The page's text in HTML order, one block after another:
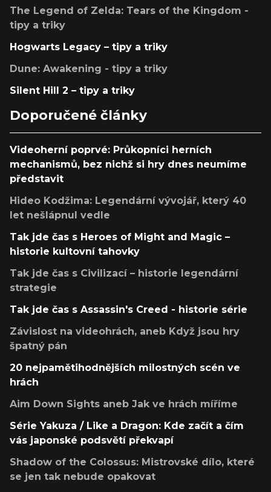
The Legend of Zelda: Tears of the Kingdom -
tipy a triky
Hogwarts Legacy – tipy a triky
Dune: Awakening - tipy a triky
Silent Hill 2 – tipy a triky
Doporučené články
Videoherní poprvé: Průkopníci herních
mechanismů, bez nichž si hry dnes neumíme
představit
Hideo Kodžima: Legendární vývojář, který 40
let nešlápnul vedle
Tak jde čas s Heroes of Might and Magic –
historie kultovní tahovky
Tak jde čas s Civilizací – historie legendární
strategie
Tak jde čas s Assassin's Creed - historie série
Závislost na videohrách, aneb Když jsou hry
špatný pán
20 nejpamětihodnějších milostných scén ve
hrách
Aim Down Sights aneb Jak ve hrách míříme
Série Yakuza / Like a Dragon: Kde začít a čím
vás japonské podsvětí překvapí
Shadow of the Colossus: Mistrovské dílo, které
se jen tak nebude opakovat